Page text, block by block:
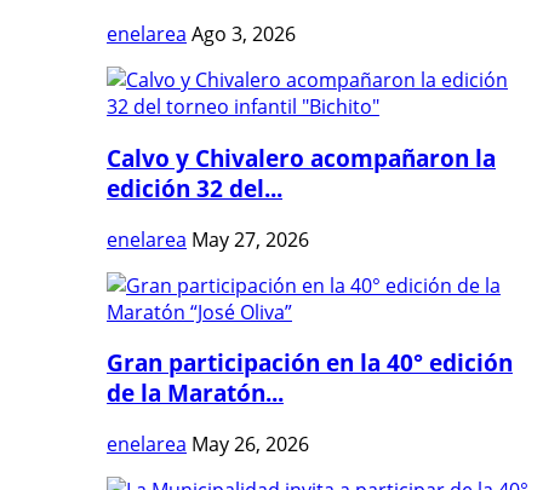
enelarea Ago 3, 2026
Calvo y Chivalero acompañaron la
edición 32 del...
enelarea May 27, 2026
Gran participación en la 40° edición
de la Maratón...
enelarea May 26, 2026